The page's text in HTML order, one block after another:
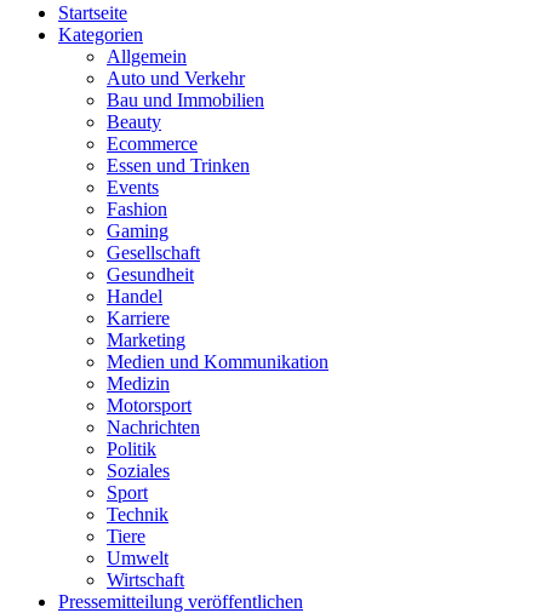
Startseite
Kategorien
Allgemein
Auto und Verkehr
Bau und Immobilien
Beauty
Ecommerce
Essen und Trinken
Events
Fashion
Gaming
Gesellschaft
Gesundheit
Handel
Karriere
Marketing
Medien und Kommunikation
Medizin
Motorsport
Nachrichten
Politik
Soziales
Sport
Technik
Tiere
Umwelt
Wirtschaft
Pressemitteilung veröffentlichen